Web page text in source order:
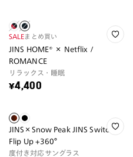
SALEまとめ買い
JINS HOME® × Netflix /
ROMANCE
リラックス・睡眠
¥4,400
JINS×Snow Peak JINS Switch
Flip Up +360°
度付き対応サングラス